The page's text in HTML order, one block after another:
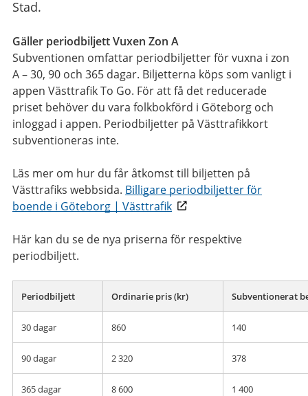
Stad.
Gäller periodbiljett Vuxen Zon A
Subventionen omfattar periodbiljetter för vuxna i zon
A – 30, 90 och 365 dagar. Biljetterna köps som vanligt i
appen Västtrafik To Go. För att få det reducerade
priset behöver du vara folkbokförd i Göteborg och
inloggad i appen. Periodbiljetter på Västtrafikkort
subventioneras inte.
Läs mer om hur du får åtkomst till biljetten på
Västtrafiks webbsida. Billigare periodbiljetter för
boende i Göteborg | Västtrafik
Här kan du se de nya priserna för respektive
periodbiljett.
Periodbiljett Ordinarie pris (kr) Subventionerat
30 dagar 860 140
90 dagar 2 320 378
365 dagar 8 600 1 400